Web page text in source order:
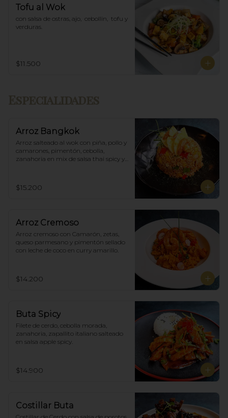
Tofu al Wok
con salsa de ostras, ajo,  cebollin,  tofu y
verduras.
$11.500
Arroz Bangkok
Arroz salteado al wok con piña, pollo y
camarones, pimentón, cebolla,
zanahoria en mix de salsa thai spicy y
$15.200
Arroz Cremoso
Arroz cremoso con Camarón, zetas,
queso parmesano y pimentón sellado
con leche de coco en curry amarillo.
$14.200
Buta Spicy
Filete de cerdo, cebolla morada,
zanahoria, zapallito italiano salteado
en salsa apple spicy.
$14.900
Costillar Buta